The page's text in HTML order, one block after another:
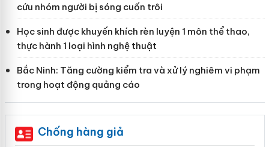
cứu nhóm người bị sóng cuốn trôi
Học sinh được khuyến khích rèn luyện 1 môn thể thao,
thực hành 1 loại hình nghệ thuật
Bắc Ninh: Tăng cường kiểm tra và xử lý nghiêm vi phạm
trong hoạt động quảng cáo
Chống hàng giả